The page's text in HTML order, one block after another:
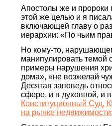
Апостолы же и пророки
этой же целью и я
включающей главу о
иерархии: «По чьим
Но кому-то,
манипулировать темой
примеры нарушения
дома», «не возжелай
Десятая заповедь
сфере, и в духовной, и
Конституционный Суд.
на рынке